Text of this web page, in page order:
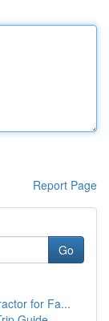
Report Page
Go
for Fa...